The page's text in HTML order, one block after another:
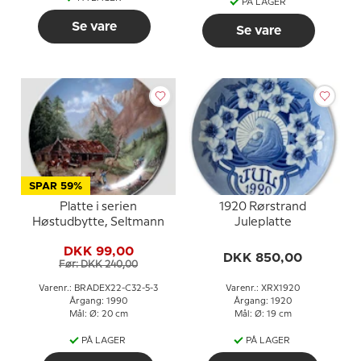
Se vare
PÅ LAGER
Se vare
SPAR 59%
Platte i serien
Høstudbytte, Seltmann
DKK 99,00
Før: DKK 240,00
Varenr.: BRADEX22-C32-5-3
Årgang: 1990
Mål: Ø: 20 cm
PÅ LAGER
1920 Rørstrand
Juleplatte
DKK 850,00
Varenr.: XRX1920
Årgang: 1920
Mål: Ø: 19 cm
PÅ LAGER